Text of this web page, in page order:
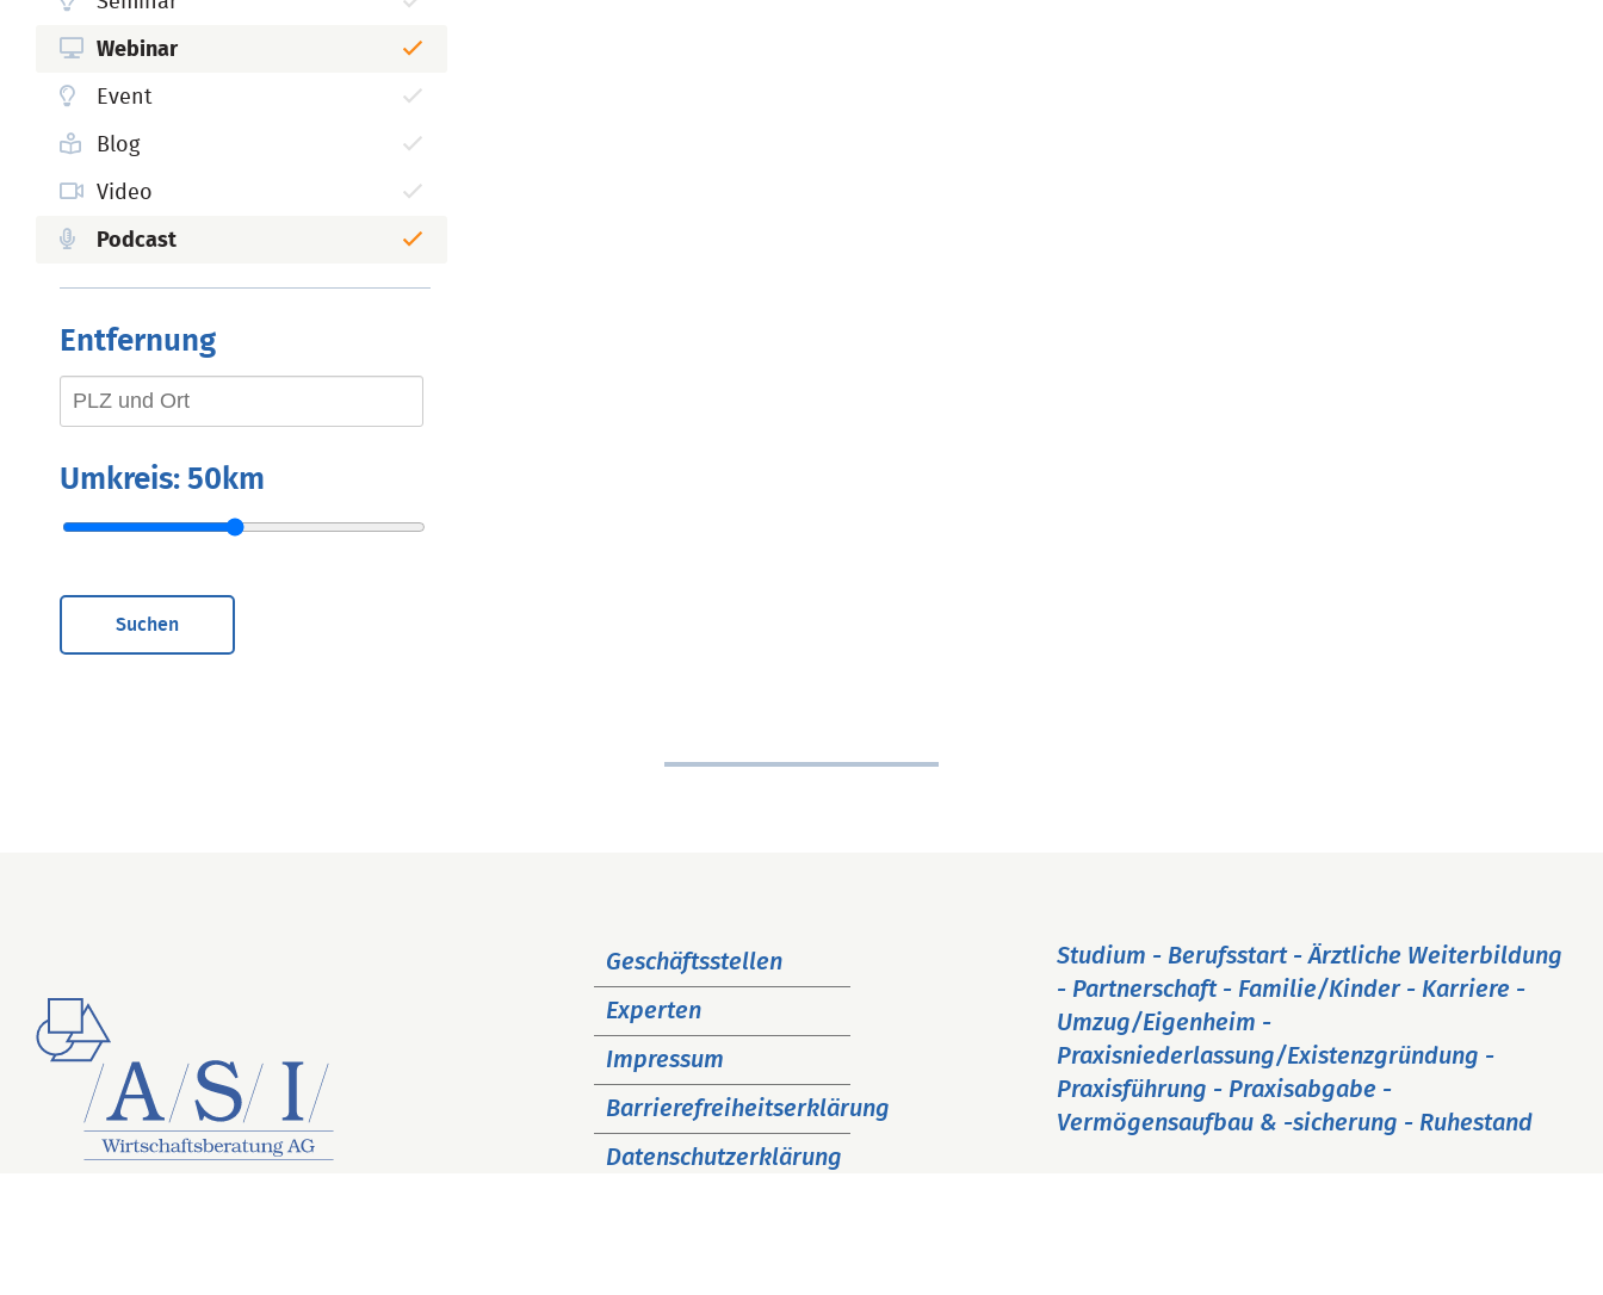
Webinar
Event
Blog
Video
Podcast
Entfernung
Umkreis: 50km
Suchen
überspringen
Geschäftsstellen
Experten
Impressum
Barrierefreiheitserklärung
Datenschutzerklärung
Studium - Berufsstart - Ärztliche Weiterbildung
- Partnerschaft - Familie/Kinder - Karriere -
Umzug/Eigenheim -
Praxisniederlassung/Existenzgründung -
Praxisführung - Praxisabgabe -
Vermögensaufbau & -sicherung - Ruhestand